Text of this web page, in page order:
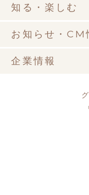
知る・楽しむ
お知らせ・CM
企業情報